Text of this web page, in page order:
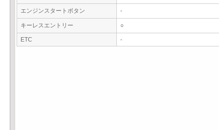
エンジンスタートボタン -
キーレスエントリー ○
ETC -